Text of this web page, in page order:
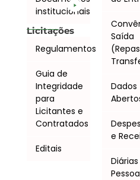
institucionais
Licitações
Regulamentos
Guia de
Integridade
para
Licitantes e
Contratados
Editais
Saída
Dados
e